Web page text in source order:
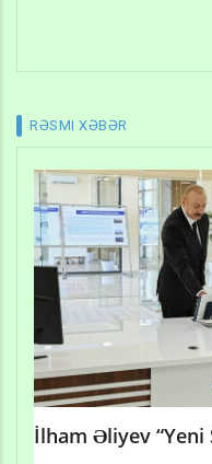
RƏSMI XƏBƏR
İlham Əliyev “Yeni